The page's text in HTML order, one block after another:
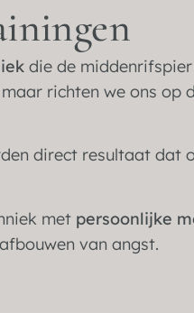
die de
richten we ons op
direct resultaat dat
met persoonlijke
van angst.